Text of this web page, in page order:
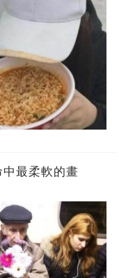
最柔軟的畫